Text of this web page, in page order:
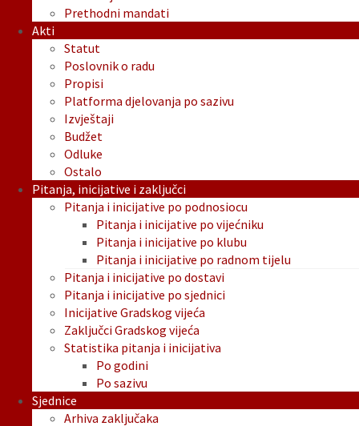
Prethodni mandati
Akti
Statut
Poslovnik o radu
Propisi
Platforma djelovanja po sazivu
Izvještaji
Budžet
Odluke
Ostalo
Pitanja, inicijative i zaključci
Pitanja i inicijative po podnosiocu
Pitanja i inicijative po vijećniku
Pitanja i inicijative po klubu
Pitanja i inicijative po radnom tijelu
Pitanja i inicijative po dostavi
Pitanja i inicijative po sjednici
Inicijative Gradskog vijeća
Zaključci Gradskog vijeća
Statistika pitanja i inicijativa
Po godini
Po sazivu
Sjednice
Arhiva zaključaka